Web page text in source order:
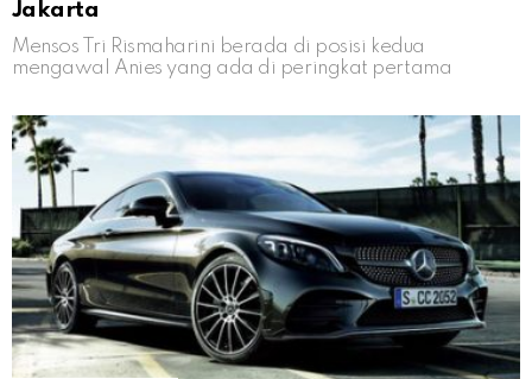
Jakarta
Mensos Tri Rismaharini berada di posisi kedua
mengawal Anies yang ada di peringkat pertama